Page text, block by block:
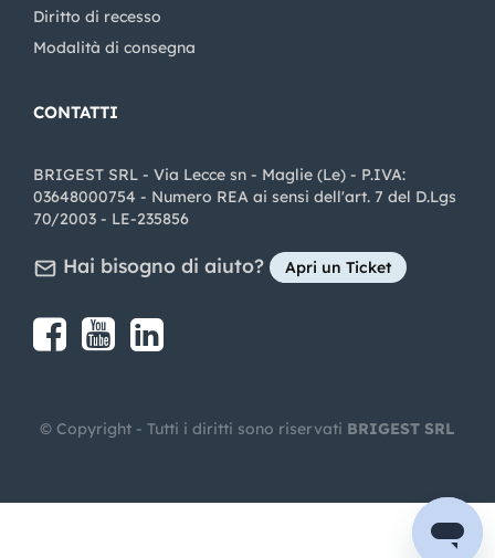
Diritto di recesso
Modalità di consegna
CONTATTI
BRIGEST SRL - Via Lecce sn - Maglie (Le) - P.IVA:
03648000754 - Numero REA ai sensi dell'art. 7 del D.Lgs
70/2003 - LE-235856
Hai bisogno di aiuto? Apri un Ticket
Share on Facebook
Share on youtube
© Copyright - Tutti i diritti sono riservati BRIGEST SRL